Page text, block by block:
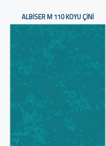
ALBISER M 110 KOYU ÇINI